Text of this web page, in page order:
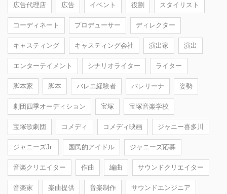
広告代理店 広告 イベント 役割 スタイリスト
コーディネート プロデューサー ディレクター
キャスティング キャスティング会社 演出家 演出
エンターテイメント シナリオライター ライター
脚本家 脚本 バレエ経験者 バレリーナ 姿勢
劇団四季オーディション 宝塚 宝塚音楽学校
宝塚歌劇団 コメディ コメディ映画 ジャニー喜多川
ジャニーズJr. 国民的アイドル ジャニーズ応募
音楽クリエイター 作曲 編曲 サウンドクリエイター
音楽家 楽曲提供 音楽制作 サウンドエンジニア